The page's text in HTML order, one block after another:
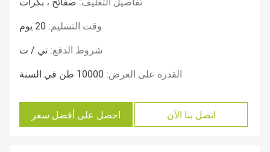
تفاصيل التغليف: صفائح ، بكرات
وقت التسليم: 20 يوم
شروط الدفع: تي / ت
القدرة على العرض: 10000 طن في السنة
احصل على أفضل سعر اتصل بنا الآن